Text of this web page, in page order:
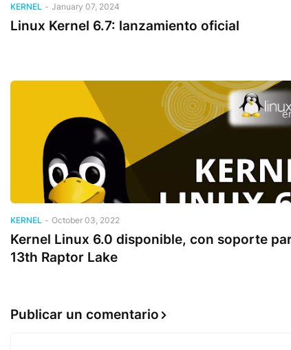
KERNEL - January 07, 2024
Linux Kernel 6.7: lanzamiento oficial
KERNEL - October 03, 2022
Kernel Linux 6.0 disponible, con soporte
13th Raptor Lake
Publicar un comentario